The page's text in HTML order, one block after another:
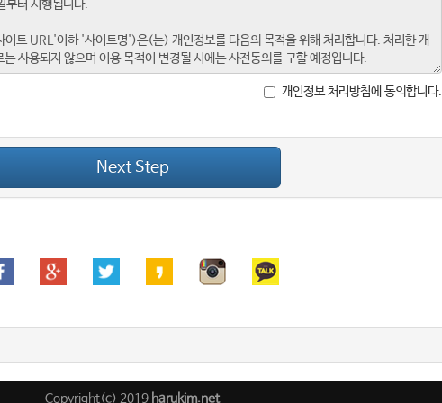
개인정보 처리방침에 동의합니다.
Next Step
Copyright(c) 2019 harukim.net